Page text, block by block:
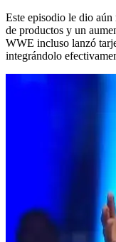
Este episodio le dio aún
de productos y un
WWE incluso lanzó
integrándolo